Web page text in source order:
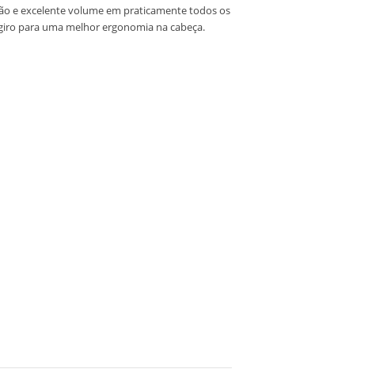
e excelente volume em praticamente todos os
para uma melhor ergonomia na cabeça.